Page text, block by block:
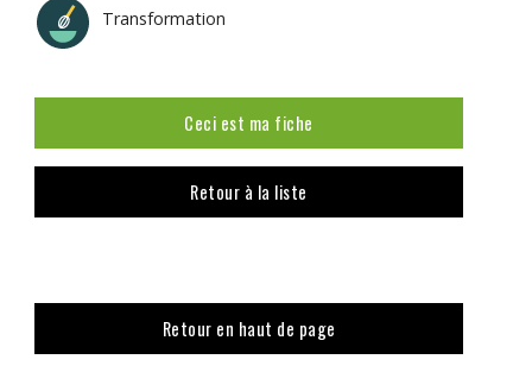
Transformation
Ceci est ma fiche
Retour à la liste
Retour en haut de page